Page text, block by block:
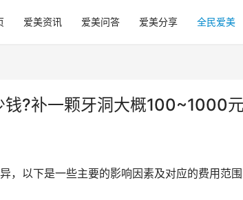
爱美资讯 爱美问答 爱美分享 全民爱美
?补一颗牙洞大概100~1000元
，以下是一些主要的影响因素及对应的费用范围